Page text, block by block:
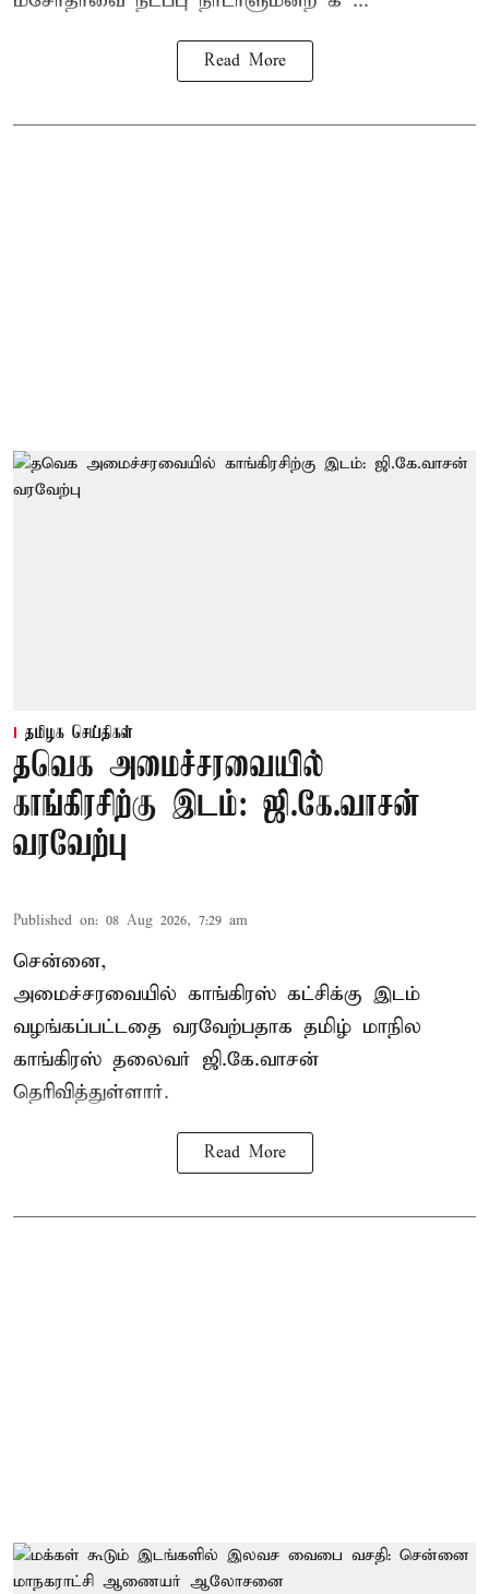
Read More
தமிழக செய்திகள்
தவெக அமைச்சரவையில்
காங்கிரசிற்கு இடம்: ஜி.கே.வாசன்
வரவேற்பு
Published on: 08 Aug 2026, 7:29 am
சென்னை,
அமைச்சரவையில் காங்கிரஸ் கட்சிக்கு இடம்
வழங்கப்பட்டதை வரவேற்பதாக தமிழ் மாநில
காங்கிரஸ் தலைவர் ஜி.கே.வாசன்
தெரிவித்துள்ளார்.
Read More